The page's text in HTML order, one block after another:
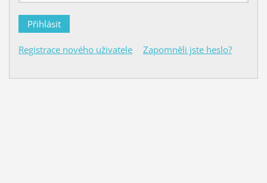
Registrace nového uživatele Zapomněli jste heslo?